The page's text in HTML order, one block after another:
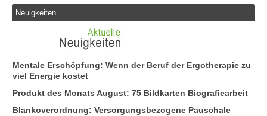
Neuigkeiten
Mentale Erschöpfung: Wenn der Beruf der Ergotherapie zu
viel Energie kostet
Produkt des Monats August: 75 Bildkarten Biografiearbeit
Blankoverordnung: Versorgungsbezogene Pauschale